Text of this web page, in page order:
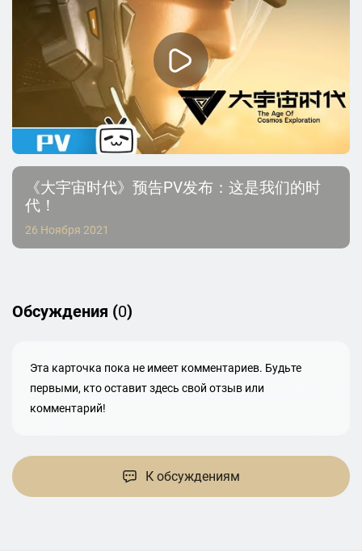
《大宇宙时代》预告PV发布：这是我们的时
代！
26 Ноября 2021
Обсуждения (0)
Эта карточка пока не имеет комментариев. Будьте
первыми, кто оставит здесь свой отзыв или
комментарий!
К обсуждениям